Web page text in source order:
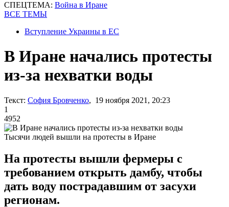
СПЕЦТЕМА: Война в Иране
ВСЕ ТЕМЫ
Вступление Украины в ЕС
В Иране начались протесты
из-за нехватки воды
Текст: София Бровченко, 19 ноября 2021, 20:23
1
4952
Тысячи людей вышли на протесты в Иране
На протесты вышли фермеры с
требованием открыть дамбу, чтобы
дать воду пострадавшим от засухи
регионам.